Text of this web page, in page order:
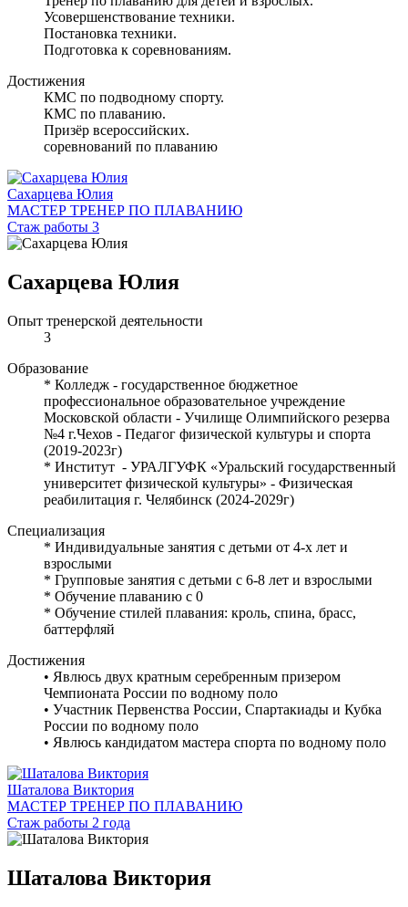
Усовершенствование техники.
Постановка техники.
Подготовка к соревнованиям.
Достижения
КМС по подводному спорту.
КМС по плаванию.
Призёр всероссийских.
соревнований по плаванию
Сахарцева Юлия
МАСТЕР ТРЕНЕР ПО ПЛАВАНИЮ
Стаж работы 3
Сахарцева Юлия
Опыт тренерской деятельности
3
Образование
* Колледж - государственное бюджетное
профессиональное образовательное учреждение
Московской области - Училище Олимпийского резерва
№4 г.Чехов - Педагог физической культуры и спорта
(2019-2023г)
* Институт - УРАЛГУФК «Уральский государственный
университет физической культуры» - Физическая
реабилитация г. Челябинск (2024-2029г)
Специализация
* Индивидуальные занятия с детьми от 4-х лет и
взрослыми
* Групповые занятия с детьми с 6-8 лет и взрослыми
* Обучение плаванию с 0
* Обучение стилей плавания: кроль, спина, брасс,
баттерфляй
Достижения
• Явлюсь двух кратным серебренным призером
Чемпионата России по водному поло
• Участник Первенства России, Спартакиады и Кубка
России по водному поло
• ⁠Явлюсь кандидатом мастера спорта по водному поло
Шаталова Виктория
МАСТЕР ТРЕНЕР ПО ПЛАВАНИЮ
Стаж работы 2 года
Шаталова Виктория